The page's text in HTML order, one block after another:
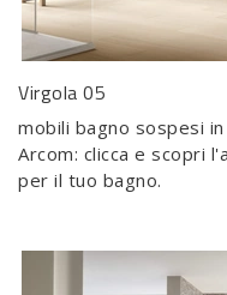
Virgola 05
mobili bagno sospesi
Arcom: clicca e scopri
per il tuo bagno.